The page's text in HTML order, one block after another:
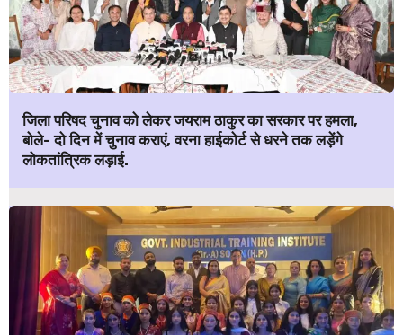
जिला परिषद चुनाव को लेकर जयराम ठाकुर का सरकार पर हमला,
बोले- दो दिन में चुनाव कराएं, वरना हाईकोर्ट से धरने तक लड़ेंगे
लोकतांत्रिक लड़ाई.